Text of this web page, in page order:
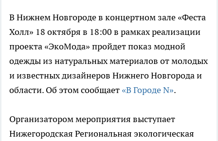
В Нижнем Новгороде в концертном зале «Феста
Холл» 18 октября в 18:00 в рамках реализации
проекта «ЭкоМода» пройдет показ модной
одежды из натуральных материалов от молодых
и известных дизайнеров Нижнего Новгорода и
области. Об этом сообщает «В Городе N».
Организатором мероприятия выступает
Нижегородская Региональная экологическая